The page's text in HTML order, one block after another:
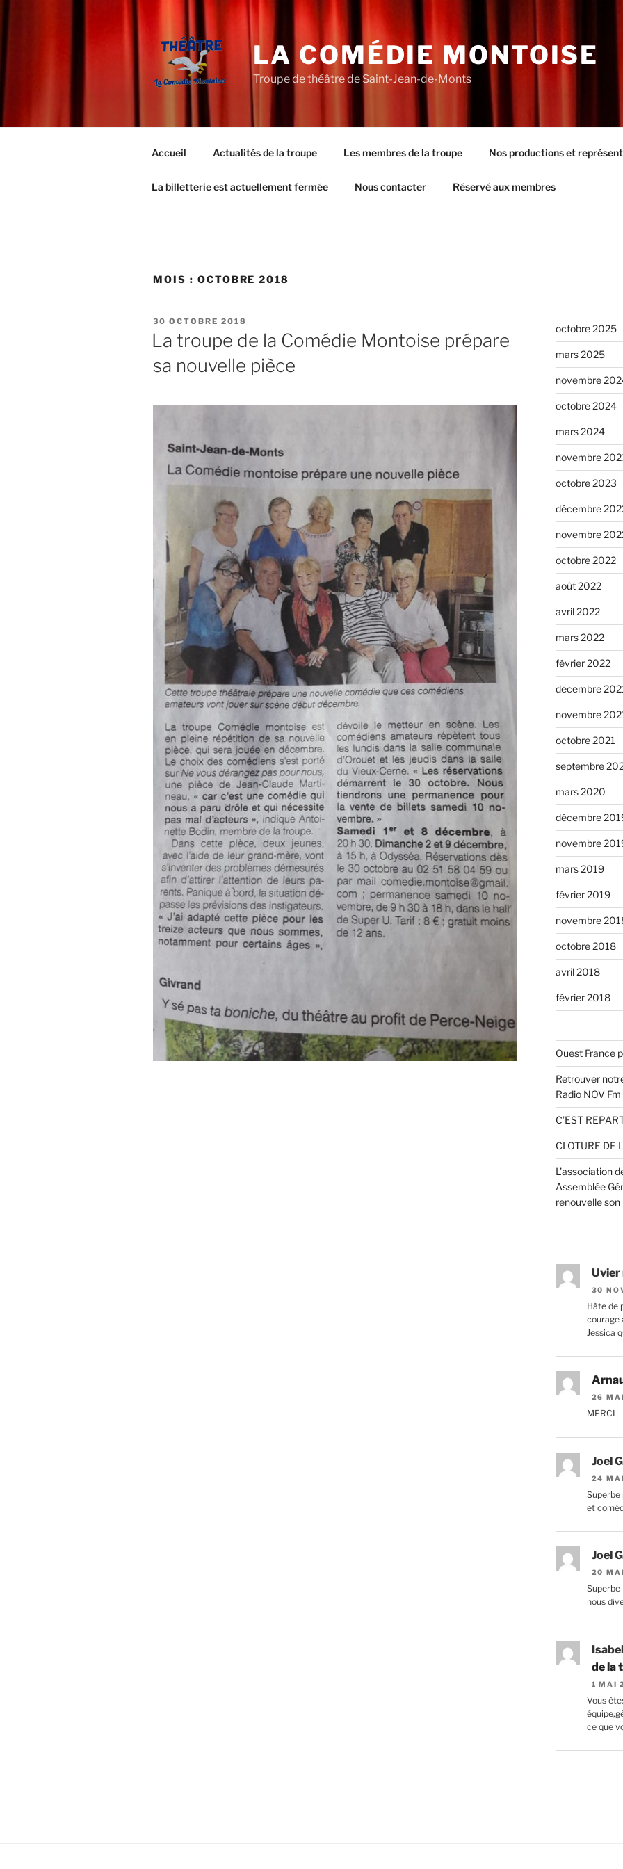
LA COMÉDIE MONTOISE
Troupe de théâtre de Saint-Jean-de-Monts
Accueil Actualités de la troupe Les membres de la troupe Nos productions et
La billetterie est actuellement fermée Nous contacter Réservé aux membres
MOIS : OCTOBRE 2018
PUBLIÉ
LE
30 OCTOBRE 2018
La troupe de la Comédie Montoise prépare
sa nouvelle pièce
octobre 2025
mars 2025
novembre
octobre 2024
mars 2024
novembre
octobre 2023
décembre
novembre
octobre 2022
août 2022
avril 2022
mars 2022
février 2022
décembre
novembre
octobre 2021
septembre
mars 2020
décembre
novembre
mars 2019
février 2019
novembre
octobre 2018
avril 2018
février 2018
Ouest France
Retrouver
Radio NOV Fm
C’EST
CLOTURE DE
L’association
Assemblée
renouvelle son
Uvier
30
Hâte de
courage
Jessica
26
MERCI
Joel
24
Superbe
et
Joel
20
Superbe
nous
de la
1 MAI
Vous
ce que